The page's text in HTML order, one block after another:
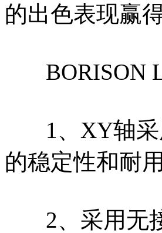
的出色表现赢
BORISON
1、XY轴采
的稳定性和耐用
2、采用无接